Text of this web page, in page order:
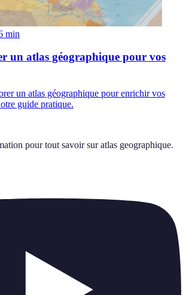
min
un atlas géographique pour vos
un atlas géographique pour enrichir vos
guide pratique.
pour tout savoir sur atlas geographique.